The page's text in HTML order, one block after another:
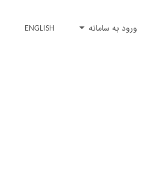
ورود به سامانه ENGLISH